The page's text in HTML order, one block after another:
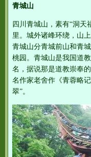
青城山
四川青城山，素有“洞天
里。城外诸峰环绕，山
青城山分青城前山和青
桃园。青城山是我国道
名，据说那是道教崇奉
名作家老舍作《青蓉略
翠”。